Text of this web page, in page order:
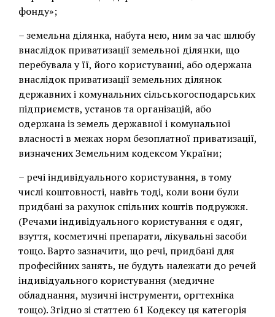
фонду»;
– земельна ділянка, набута нею, ним за час шлюбу
внаслідок приватизації земельної ділянки, що
перебувала у її, його користуванні, або одержана
внаслідок приватизації земельних ділянок
державних і комунальних сільськогосподарських
підприємств, установ та організацій, або
одержана із земель державної і комунальної
власності в межах норм безоплатної приватизації,
визначених Земельним кодексом України;
– речі індивідуального користування, в тому
числі коштовності, навіть тоді, коли вони були
придбані за рахунок спільних коштів подружжя.
(Речами індивідуального користування є одяг,
взуття, косметичні препарати, лікувальні засоби
тощо. Варто зазначити, що речі, придбані для
професійних занять, не будуть належати до речей
індивідуального користування (медичне
обладнання, музичні інструменти, оргтехніка
тощо). Згідно зі статтею 61 Кодексу ця категорія